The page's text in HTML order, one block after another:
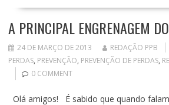
A PRINCIPAL ENGRENAGEM
24 DE MARÇO DE 2013 REDAÇÃO PPB
PERDAS, PREVENÇÃO, PREVENÇÃO DE PERDAS,
0 COMMENT
Olá amigos! É sabido que quando